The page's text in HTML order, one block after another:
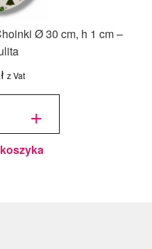
Ø 30 cm, h 1 cm –
z Vat
+